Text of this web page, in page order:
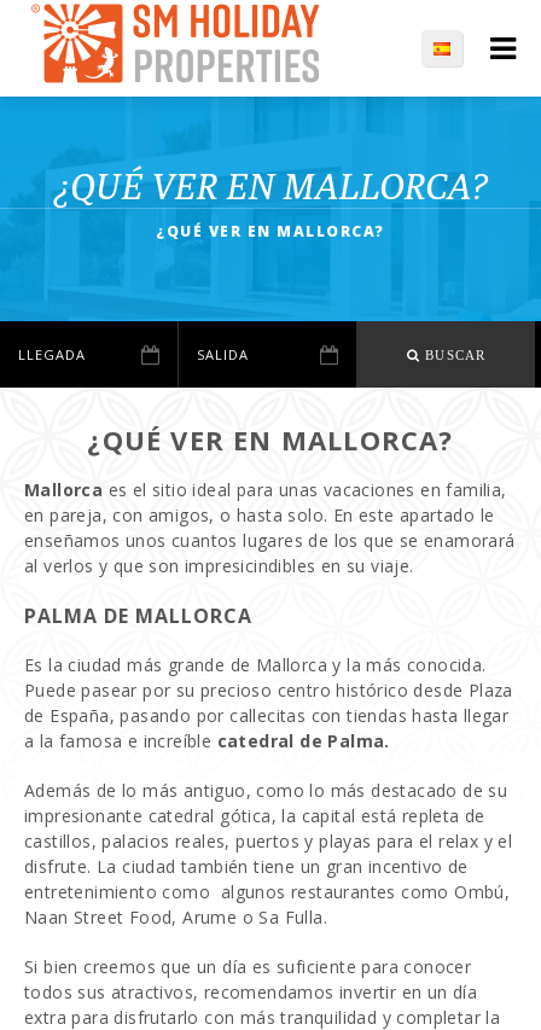
¿QUÉ VER EN MALLORCA?
¿QUÉ VER EN MALLORCA?
BUSCAR
¿QUÉ VER EN MALLORCA?
Mallorca es el sitio ideal para unas vacaciones en familia,
en pareja, con amigos, o hasta solo. En este apartado le
enseñamos unos cuantos lugares de los que se enamorará
al verlos y que son impresicindibles en su viaje.
PALMA DE MALLORCA
Es la ciudad más grande de Mallorca y la más conocida.
Puede pasear por su precioso centro histórico desde Plaza
de España, pasando por callecitas con tiendas hasta llegar
a la famosa e increíble catedral de Palma.
Además de lo más antiguo, como lo más destacado de su
impresionante catedral gótica, la capital está repleta de
castillos, palacios reales, puertos y playas para el relax y el
disfrute. La ciudad también tiene un gran incentivo de
entretenimiento como algunos restaurantes como Ombú,
Naan Street Food, Arume o Sa Fulla.
Si bien creemos que un día es suficiente para conocer
todos sus atractivos, recomendamos invertir en un día
extra para disfrutarlo con más tranquilidad y completar la